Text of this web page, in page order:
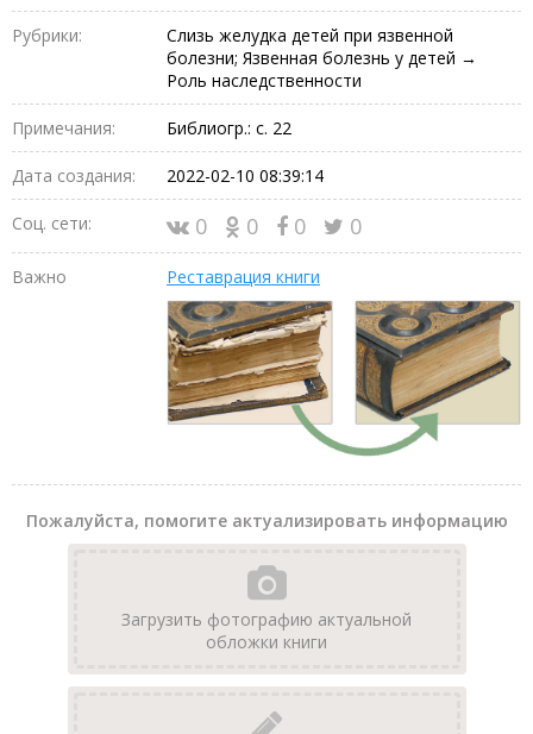
Рубрики:
Слизь желудка детей пpи язвенной
болезни; Язвенная болезнь у детей →
Роль наследственности
Примечания: Библиогр.: с. 22
Дата создания: 2022-02-10 08:39:14
Соц. сети: 0 0 0 0
Важно Реставрация книги
Пожалуйста, помогите актуализировать информацию
Загрузить фотографию актуальной
обложки книги